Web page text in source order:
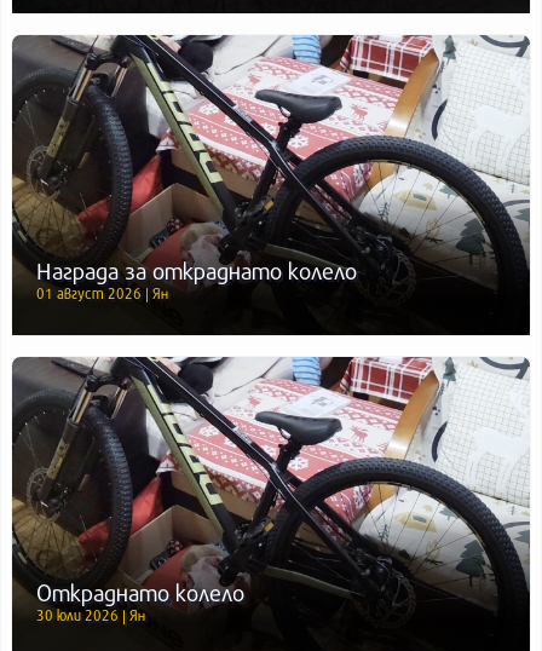
Награда за откраднато колело
01 август 2026 | Ян
Откраднато колело
30 юли 2026 | Ян